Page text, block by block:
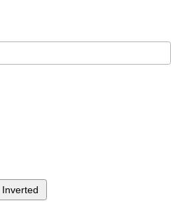
Inverted